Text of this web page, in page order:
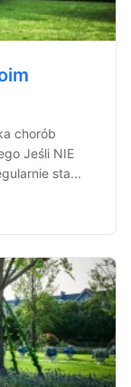
chorób
Jeśli NIE
sta...